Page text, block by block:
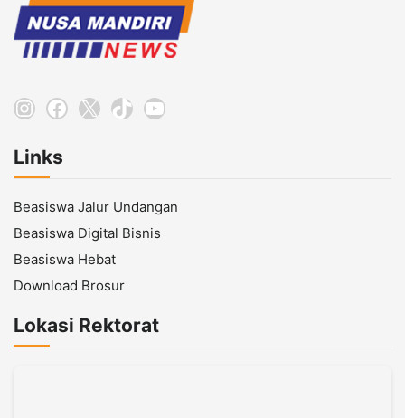
Instagram
Facebook
X TikTokYouTube
Links
Beasiswa Jalur Undangan
Beasiswa Digital Bisnis
Beasiswa Hebat
Download Brosur
Lokasi Rektorat